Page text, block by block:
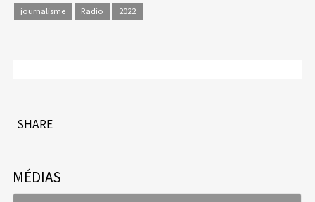
journalisme Radio 2022
SHARE
MÉDIAS